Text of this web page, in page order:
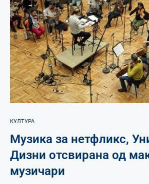
КУЛТУРА
Музика за нетфликс,
Дизни отсвирана од
музичари